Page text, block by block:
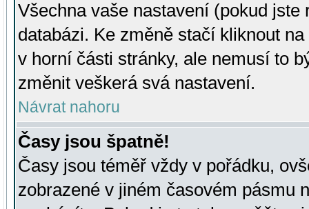
Všechna vaše nastavení (pokud
databázi. Ke změně stačí kliknout
v horní části stránky, ale nemusí to
změnit veškerá svá nastavení.
Návrat nahoru
Časy jsou špatně!
Časy jsou téměř vždy v pořádku,
zobrazené v jiném časovém pásmu